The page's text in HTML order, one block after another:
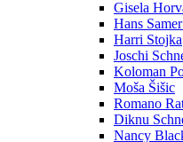
Gisela
Hans
Harri Stojka
Joschi
Koloman
Moša Šišic
Romano
Diknu
Nancy